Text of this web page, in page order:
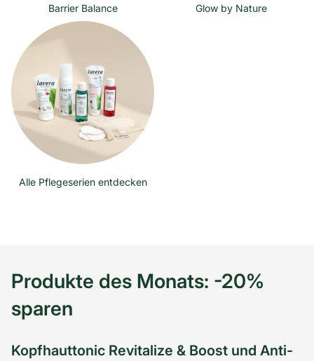
Barrier Balance Glow by Nature
Alle Pflegeserien entdecken
Produkte des Monats: -20%
sparen
Kopfhauttonic Revitalize & Boost und Anti-